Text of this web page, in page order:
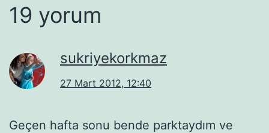
19 yorum
sukriyekorkmaz
27 Mart 2012, 12:40
Geçen hafta sonu bende parktaydım ve